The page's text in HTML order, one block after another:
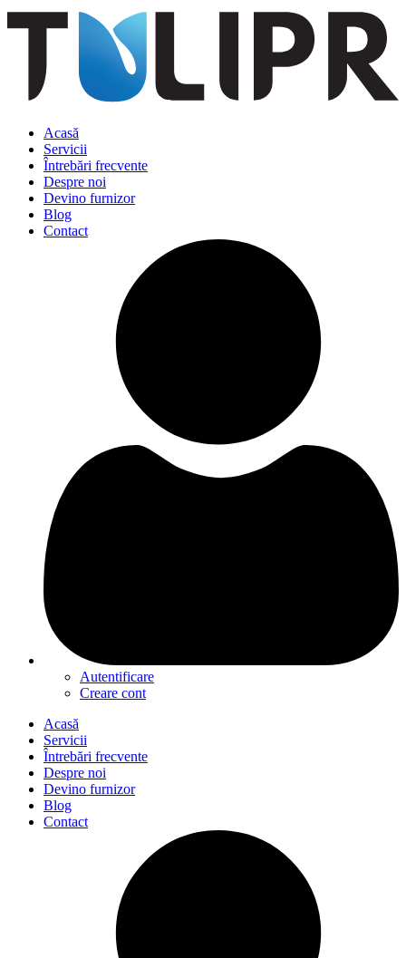
Acasă
Servicii
Întrebări frecvente
Despre noi
Devino furnizor
Blog
Contact
Autentificare
Creare cont
Acasă
Servicii
Întrebări frecvente
Despre noi
Devino furnizor
Blog
Contact